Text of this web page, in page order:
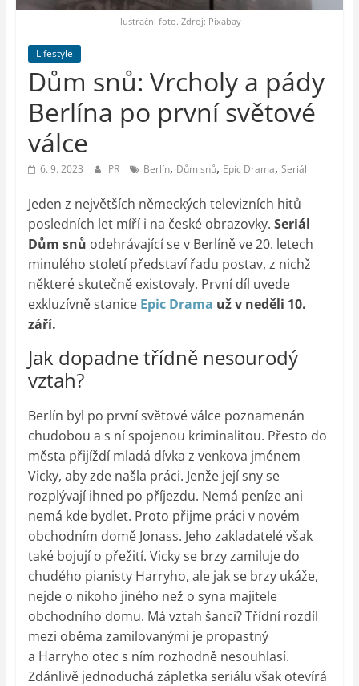
vesmír
Ilustrační foto. Zdroj: Pixabay
Lifestyle
Dům snů: Vrcholy a pády
Berlína po první světové
válce
6. 9. 2023 PR Berlín, Dům snů, Epic Drama, Seriál
Jeden z největších německých televizních hitů
posledních let míří i na české obrazovky. Seriál
Dům snů odehrávající se v Berlíně ve 20. letech
minulého století představí řadu postav, z nichž
některé skutečně existovaly. První díl uvede
exkluzívně stanice Epic Drama už v neděli 10.
září.
Jak dopadne třídně nesourodý
vztah?
Berlín byl po první světové válce poznamenán
chudobou a s ní spojenou kriminalitou. Přesto do
města přijíždí mladá dívka z venkova jménem
Vicky, aby zde našla práci. Jenže její sny se
rozplývají ihned po příjezdu. Nemá peníze ani
nemá kde bydlet. Proto přijme práci v novém
obchodním domě Jonass. Jeho zakladatelé však
také bojují o přežití. Vicky se brzy zamiluje do
chudého pianisty Harryho, ale jak se brzy ukáže,
nejde o nikoho jiného než o syna majitele
obchodního domu. Má vztah šanci? Třídní rozdíl
mezi oběma zamilovanými je propastný
a Harryho otec s ním rozhodně nesouhlasí.
Zdánlivě jednoduchá zápletka seriálu však otevírá